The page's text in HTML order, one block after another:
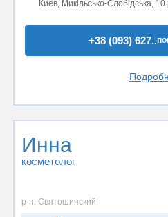
Киев, Микільсько-Слобідська,
+38 (093) 627..
Инна
косметолог
р-н. Святошинский